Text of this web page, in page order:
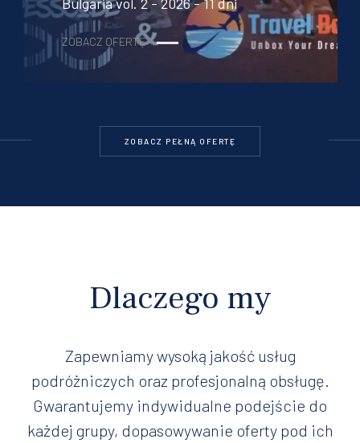
ZOBACZ OFERTĘ
ZOBACZ PEŁNĄ OFERTĘ
Dlaczego my
Zapewniamy wysoką jakość usług
podróżniczych oraz profesjonalną obsługę.
Gwarantujemy indywidualne podejście do
każdej grupy, dopasowywanie oferty pod ich